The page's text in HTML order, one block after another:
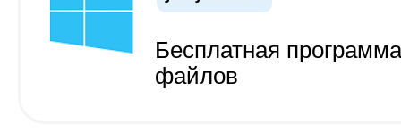
Бесплатная
файлов